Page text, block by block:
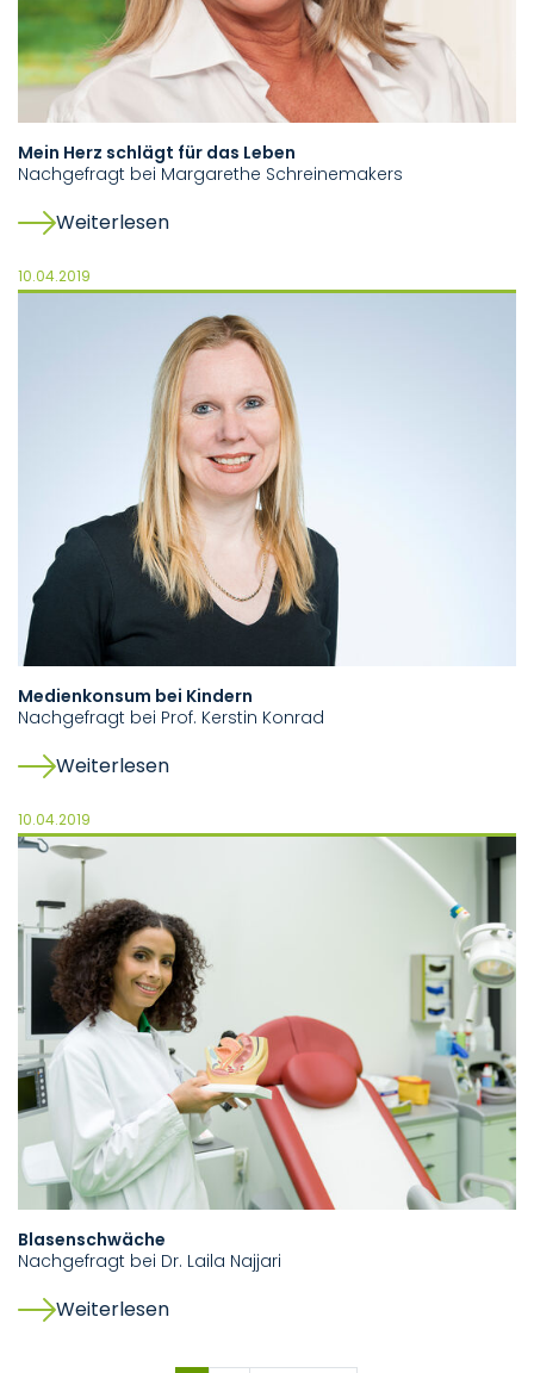
Mein Herz schlägt für das Leben
Nachgefragt bei Margarethe Schreinemakers
Weiterlesen
10.04.2019
Medienkonsum bei Kindern
Nachgefragt bei Prof. Kerstin Konrad
Weiterlesen
10.04.2019
Blasenschwäche
Nachgefragt bei Dr. Laila Najjari
Weiterlesen